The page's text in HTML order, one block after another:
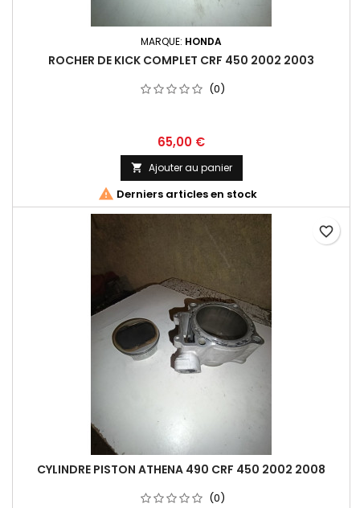
MARQUE: HONDA
ROCHER DE KICK COMPLET CRF 450 2002 2003
(0)
65,00 €
 Ajouter au panier
 Derniers articles en stock
CYLINDRE PISTON ATHENA 490 CRF 450 2002 2008
(0)
favorite_border